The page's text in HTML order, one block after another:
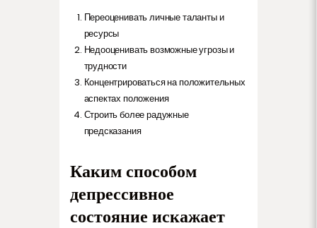
Переоценивать личные таланты и
ресурсы
Недооценивать возможные угрозы и
трудности
Концентрироваться на положительных
аспектах положения
Строить более радужные
предсказания
Каким способом
депрессивное
состояние искажает